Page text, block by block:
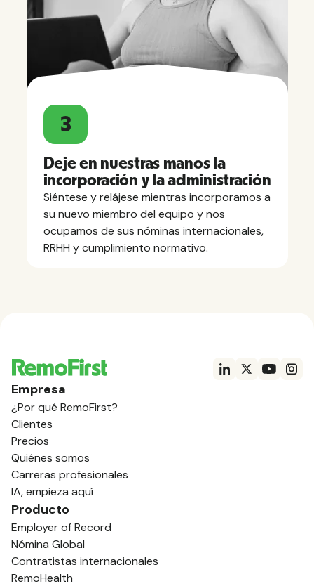
3
Deje en nuestras manos la
incorporación y la administración
Siéntese y relájese mientras incorporamos a
su nuevo miembro del equipo y nos
ocupamos de sus nóminas internacionales,
RRHH y cumplimiento normativo.
Empresa
¿Por qué RemoFirst?
Clientes
Precios
Quiénes somos
Carreras profesionales
IA, empieza aquí
Producto
Employer of Record
Nómina Global
Contratistas internacionales
RemoHealth